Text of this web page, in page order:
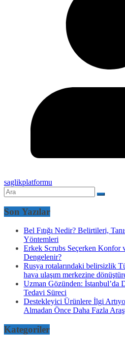
saglikplatformu
Son Yazılar
Bel Fıtığı Nedir? Belirtileri,
Yöntemleri
Erkek Scrubs Seçerken Konfor
Dengelenir?
Rusya rotalarındaki belirsizlik
hava ulaşım merkezine
Uzman Gözünden:
Tedavi Süreci
Destekleyici Ürünlere İlgi
Almadan Önce Daha Fazla
Kategoriler